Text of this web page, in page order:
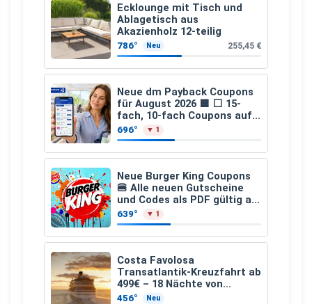
Ecklounge mit Tisch und
Ablagetisch aus
Akazienholz 12-teilig
786° Neu 255,45 €
Neue dm Payback Coupons
für August 2026 🟦 ⬜ 15-
fach, 10-fach Coupons auf
den gesamten Einkauf ab 2
€
696° ▼ 1
Neue Burger King Coupons
🍔 Alle neuen Gutscheine
und Codes als PDF gültig ab
25.07.2026 bis 04.09.2026
639° ▼ 1
Costa Favolosa
Transatlantik-Kreuzfahrt ab
499€ – 18 Nächte von
Hamburg nach Guadeloupe
456° Neu